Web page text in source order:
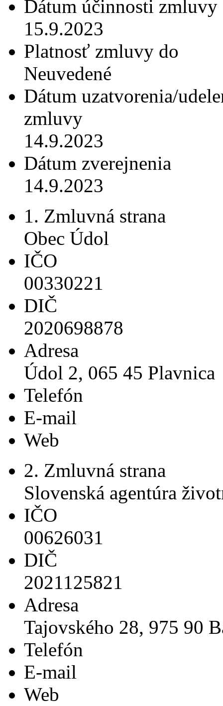
Dátum účinnosti zmluvy
15.9.2023
Platnosť zmluvy do
Neuvedené
Dátum uzatvorenia/
zmluvy
14.9.2023
Dátum zverejnenia
14.9.2023
1. Zmluvná strana
Obec Údol
IČO
00330221
DIČ
2020698878
Adresa
Údol 2, 065 45 Plavnica
Telefón
E-mail
Web
2. Zmluvná strana
Slovenská agentúra
IČO
00626031
DIČ
2021125821
Adresa
Tajovského 28, 975 90
Telefón
E-mail
Web